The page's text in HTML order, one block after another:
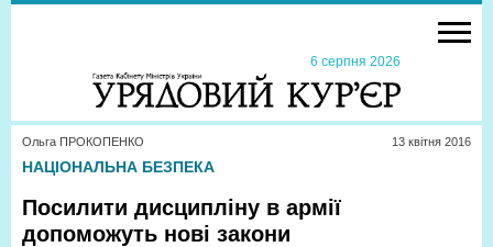
6 серпня 2026
Ольга ПРОКОПЕНКО 13 квiтня 2016
НАЦІОНАЛЬНА БЕЗПЕКА
Посилити дисципліну в армії
допоможуть нові закони